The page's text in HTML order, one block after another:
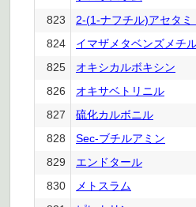
823
2-(1-ナフチル)アセタミ
824
イマザメタベンズメチ
825
オキシカルボキシン
826
オキサベトリニル
827
硫化カルボニル
828
Sec-ブチルアミン
829
エンドタール
830
メトスラム